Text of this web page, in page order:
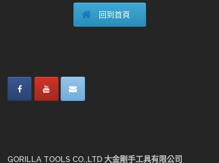
回到首頁
GORILLA TOOLS CO.,LTD 大金剛手工具有限公司